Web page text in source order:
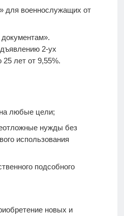
для военнослужащих от
2-ух
25 лет от 9,55%.
любые цели;
нужды без
использования
подсобного
новых и